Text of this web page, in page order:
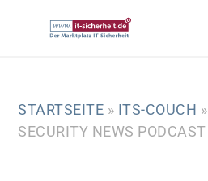
STARTSEITE » ITS-COUCH »
SECURITY NEWS PODCAST